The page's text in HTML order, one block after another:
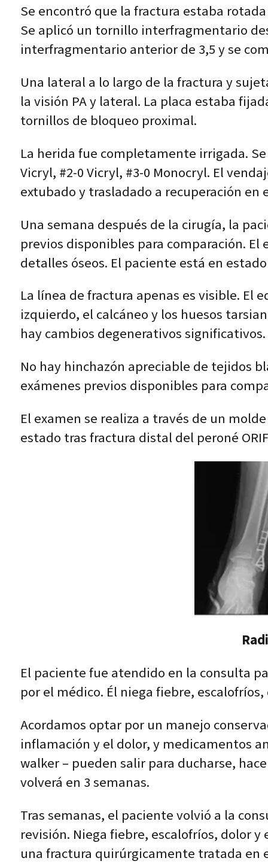
Se encontró que la fractura estaba
Se aplicó un tornillo interfragmentario
interfragmentario anterior de 3,5 y se
Una lateral a lo largo de la fractura y
la visión PA y lateral. La placa estaba
tornillos de bloqueo proximal.
La herida fue completamente irrigada.
Vicryl, #2-0 Vicryl, #3-0 Monocryl. El
extubado y trasladado a recuperación en
Una semana después de la cirugía, la
previos disponibles para comparación.
detalles óseos. El paciente está en
La línea de fractura apenas es visible. El
izquierdo, el calcáneo y los huesos
hay cambios degenerativos
No hay hinchazón apreciable de tejidos
exámenes previos disponibles para
El examen se realiza a través de un
estado tras fractura distal del peroné
El paciente fue atendido en la consulta
por el médico. Él niega fiebre,
Acordamos optar por un manejo
inflamación y el dolor, y medicamentos
walker – pueden salir para ducharse,
volverá en 3 semanas.
Tras semanas, el paciente volvió a la
revisión. Niega fiebre, escalofríos, dolor
una fractura quirúrgicamente tratada en